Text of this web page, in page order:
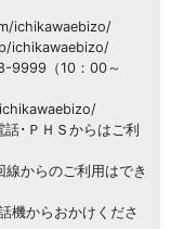
（10：00～
･ＰＨＳからはご利
からのご利用はでき
機からおかけくださ